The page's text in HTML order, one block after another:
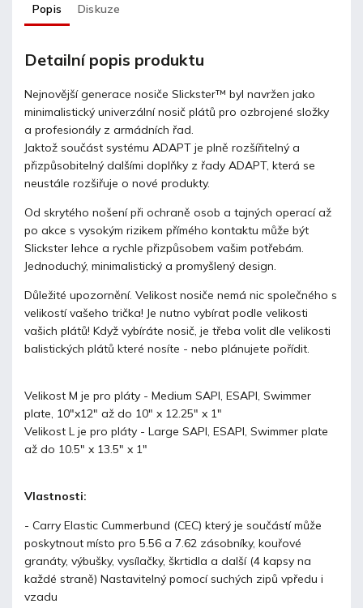
Popis Diskuze
Detailní popis produktu
Nejnovější generace nosiče Slickster™ byl navržen jako
minimalistický univerzální nosič plátů pro ozbrojené složky
a profesionály z armádních řad.
Jaktož součást systému ADAPT je plně rozšířitelný a
přizpůsobitelný dalšími doplňky z řady ADAPT, která se
neustále rozšiřuje o nové produkty.
Od skrytého nošení při ochraně osob a tajných operací až
po akce s vysokým rizikem přímého kontaktu může být
Slickster lehce a rychle přizpůsobem vašim potřebám.
Jednoduchý, minimalistický a promyšlený design.
Důležité upozornění. Velikost nosiče nemá nic společného s
velikostí vašeho trička! Je nutno vybírat podle velikosti
vašich plátů! Když vybíráte nosič, je třeba volit dle velikosti
balistických plátů které nosíte - nebo plánujete pořídit.
Velikost M je pro pláty - Medium SAPI, ESAPI, Swimmer
plate, 10"x12" až do 10" x 12.25" x 1"
Velikost L je pro pláty - Large SAPI, ESAPI, Swimmer plate
až do 10.5" x 13.5" x 1"
Vlastnosti:
- Carry Elastic Cummerbund (CEC) který je součástí může
poskytnout místo pro 5.56 a 7.62 zásobníky, kouřové
granáty, výbušky, vysílačky, škrtidla a další (4 kapsy na
každé straně) Nastavitelný pomocí suchých zipů vpředu i
vzadu